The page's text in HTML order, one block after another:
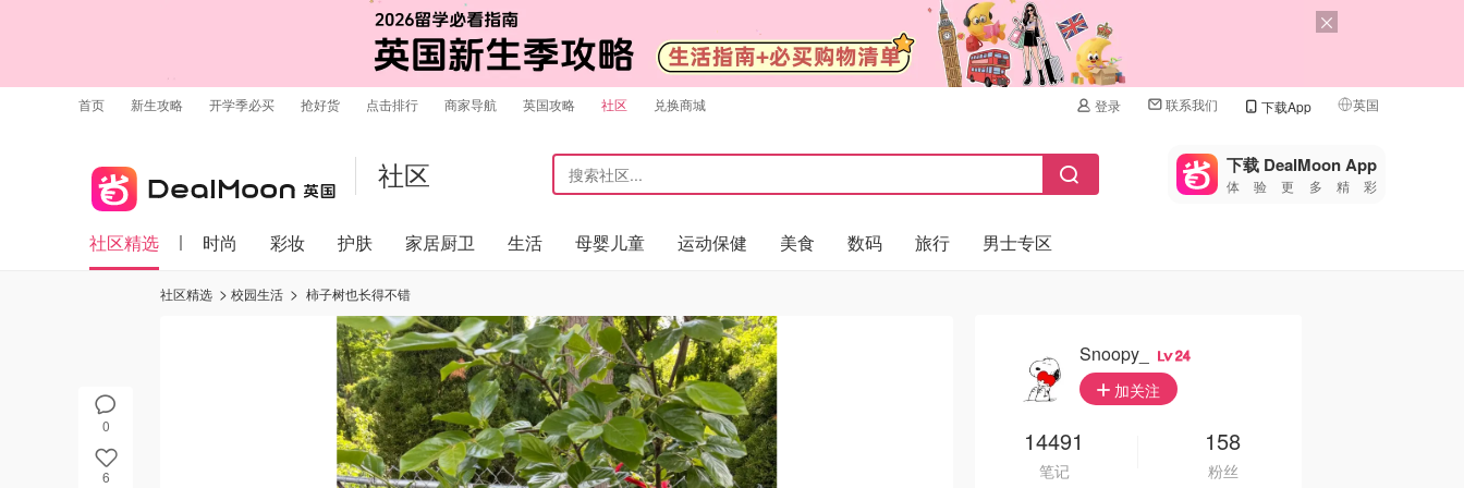
首页 新生攻略 开学季必买 抢好货 点击排行 商家导航 英国攻略 社区 兑换商城 登录 联系我们 下载App 英国
🇺🇸
🇨🇳 中国
🇮🇹
社区 下载 DealMoon App
体验更多精彩
社区精选 时尚 彩妆 护肤 家居厨卫 生活 母婴儿童 运动保健 美食 数码 旅行 男士专区
0
6
社区精选 校园生活 柿子树也长得不错
Snoopy_ 24
加关注
14491
笔记
158
粉丝